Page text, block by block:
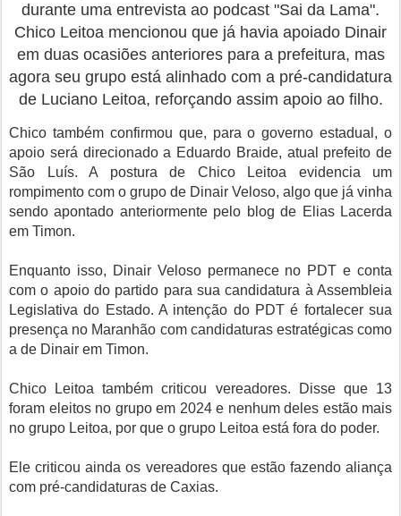
durante uma entrevista ao podcast "Sai da Lama".
Chico Leitoa mencionou que já havia apoiado Dinair
em duas ocasiões anteriores para a prefeitura, mas
agora seu grupo está alinhado com a pré-candidatura
de Luciano Leitoa, reforçando assim apoio ao filho.
Chico também confirmou que, para o governo estadual, o
apoio será direcionado a Eduardo Braide, atual prefeito de
São Luís. A postura de Chico Leitoa evidencia um
rompimento com o grupo de Dinair Veloso, algo que já vinha
sendo apontado anteriormente pelo blog de Elias Lacerda
em Timon.
Enquanto isso, Dinair Veloso permanece no PDT e conta
com o apoio do partido para sua candidatura à Assembleia
Legislativa do Estado. A intenção do PDT é fortalecer sua
presença no Maranhão com candidaturas estratégicas como
a de Dinair em Timon.
Chico Leitoa também criticou vereadores. Disse que 13
foram eleitos no grupo em 2024 e nenhum deles estão mais
no grupo Leitoa, por que o grupo Leitoa está fora do poder.
Ele criticou ainda os vereadores que estão fazendo aliança
com pré-candidaturas de Caxias.